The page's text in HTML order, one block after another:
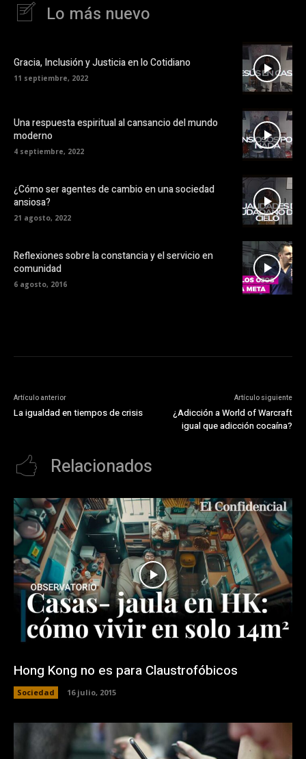
Lo más nuevo
Gracia, Inclusión y Justicia en lo Cotidiano
11 septiembre, 2022
Una respuesta espiritual al cansancio del mundo
moderno
4 septiembre, 2022
¿Cómo ser agentes de cambio en una sociedad
ansiosa?
21 agosto, 2022
Reflexiones sobre la constancia y el servicio en
comunidad
6 agosto, 2016
Artículo anterior
La igualdad en tiempos de crisis
Artículo siguiente
¿Adicción a World of Warcraft
igual que adicción cocaína?
Relacionados
Hong Kong no es para Claustrofóbicos
Sociedad 16 julio, 2015